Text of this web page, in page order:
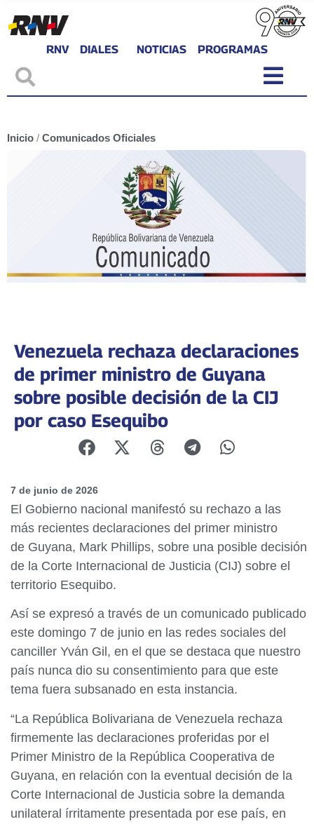
RNV DIALES NOTICIAS PROGRAMAS
Inicio / Comunicados Oficiales
Venezuela rechaza declaraciones
de primer ministro de Guyana
sobre posible decisión de la CIJ
por caso Esequibo
7 de junio de 2026
El Gobierno nacional manifestó su rechazo a las
más recientes declaraciones del primer ministro
de Guyana, Mark Phillips, sobre una posible decisión
de la Corte Internacional de Justicia (CIJ) sobre el
territorio Esequibo.
Así se expresó a través de un comunicado publicado
este domingo 7 de junio en las redes sociales del
canciller Yván Gil, en el que se destaca que nuestro
país nunca dio su consentimiento para que este
tema fuera subsanado en esta instancia.
“La República Bolivariana de Venezuela rechaza
firmemente las declaraciones proferidas por el
Primer Ministro de la República Cooperativa de
Guyana, en relación con la eventual decisión de la
Corte Internacional de Justicia sobre la demanda
unilateral írritamente presentada por ese país, en